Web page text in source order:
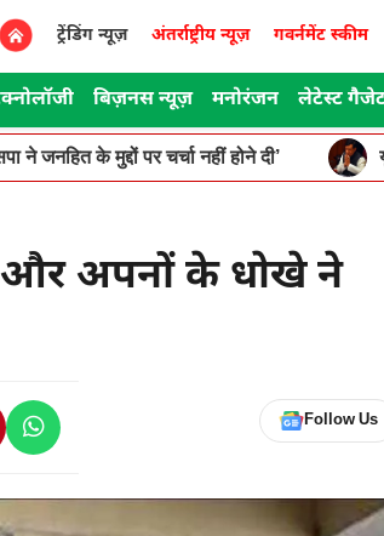
ट्रेंडिंग न्यूज़ अंतर्राष्ट्रीय न्यूज़ गवर्नमेंट स्कीम
बिज़नस न्यूज़ मनोरंजन लेटेस्ट
ने जनहित के मुद्दों पर चर्चा नहीं होने दी’
और अपनों के धोखे ने
Follow Us